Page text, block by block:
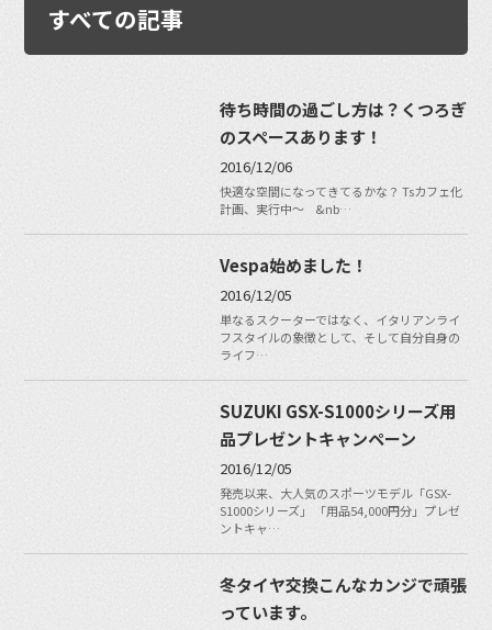
すべての記事
待ち時間の過ごし方は？くつろぎ
のスペースあります！
2016/12/06
快適な空間になってきてるかな？ Tsカフェ化
計画、実行中〜 &nb…
Vespa始めました！
2016/12/05
単なるスクーターではなく、イタリアンライ
フスタイルの象徴として、そして自分自身の
ライフ…
SUZUKI GSX-S1000シリーズ用
品プレゼントキャンペーン
2016/12/05
発売以来、大人気のスポーツモデル「GSX-
S1000シリーズ」 「用品54,000円分」プレゼ
ントキャ…
冬タイヤ交換こんなカンジで頑張
っています。